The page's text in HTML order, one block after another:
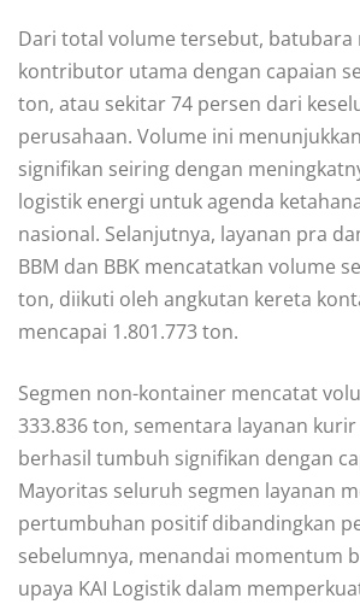
Dari total volume tersebut, batubara
kontributor utama dengan capaian
ton, atau sekitar 74 persen dari
perusahaan. Volume ini
signifikan seiring dengan
logistik energi untuk agenda
nasional. Selanjutnya, layanan pra
BBM dan BBK mencatatkan volume
ton, diikuti oleh angkutan kereta
mencapai 1.801.773 ton.
Segmen non-kontainer mencatat
333.836 ton, sementara layanan
berhasil tumbuh signifikan dengan
Mayoritas seluruh segmen layanan
pertumbuhan positif dibandingkan
sebelumnya, menandai momentum
upaya KAI Logistik dalam